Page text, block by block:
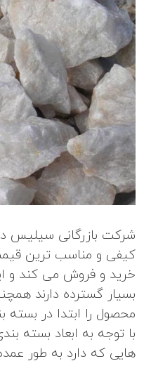
شرکت بازرگانی سیلیس
کیفی و مناسب ترین
خرید و فروش می کند و
بسیار گسترده دارند
محصول را ابتدا در
با توجه به ابعاد بسته
هایی که دارد به طور